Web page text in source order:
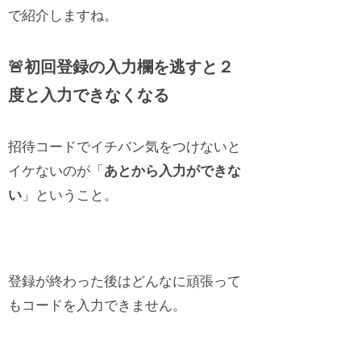
で紹介しますね。
🚨初回登録の入力欄を逃すと２
度と入力できなくなる
招待コードでイチバン気をつけないと
イケないのが「 あとから入力ができな
い 」ということ。
登録が終わった後はどんなに頑張って
もコードを入力できません。